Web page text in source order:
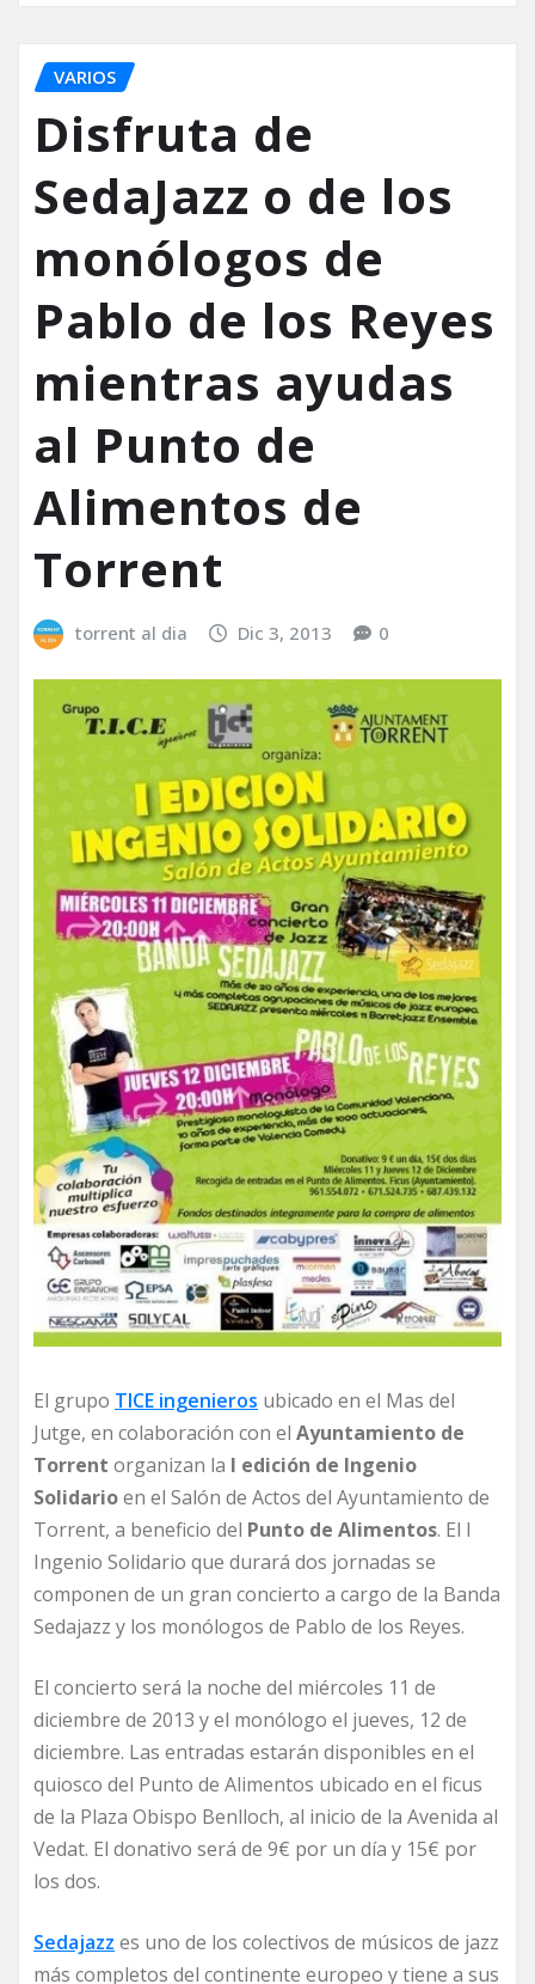
VARIOS
Disfruta de
SedaJazz o de los
monólogos de
Pablo de los Reyes
mientras ayudas
al Punto de
Alimentos de
Torrent
torrent al dia Dic 3, 2013 0
El grupo TICE ingenieros ubicado en el Mas del
Jutge, en colaboración con el Ayuntamiento de
Torrent organizan la I edición de Ingenio
Solidarioen el Salón de Actos del Ayuntamiento de
Torrent, a beneficio del Punto de Alimentos. El I
Ingenio Solidario que durará dos jornadas se
componen de un gran concierto a cargo de la Banda
Sedajazz y los monólogos de Pablo de los Reyes.
El concierto será la noche del miércoles 11 de
diciembre de 2013 y el monólogo el jueves, 12 de
diciembre. Las entradas estarán disponibles en el
quiosco del Punto de Alimentos ubicado en el ficus
de la Plaza Obispo Benlloch, al inicio de la Avenida al
Vedat. El donativo será de 9€ por un día y 15€ por
los dos.
Sedajazz es uno de los colectivos de músicos de jazz
más completos del continente europeo y tiene a sus